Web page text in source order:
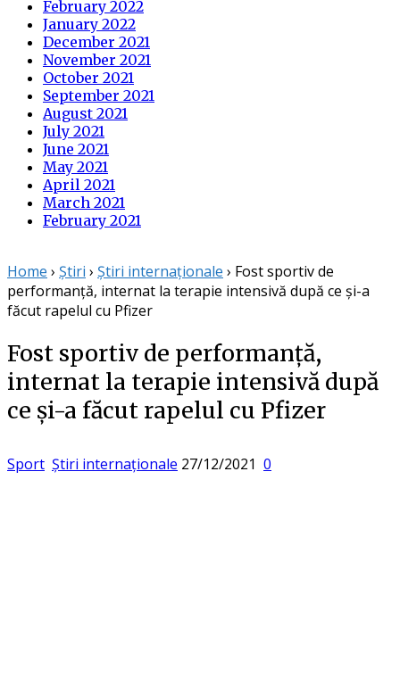
February 2022
January 2022
December 2021
November 2021
October 2021
September 2021
August 2021
July 2021
June 2021
May 2021
April 2021
March 2021
February 2021
Home › Știri › Știri internaționale › Fost sportiv de
performanță, internat la terapie intensivă după ce și-a
făcut rapelul cu Pfizer
Fost sportiv de performanță,
internat la terapie intensivă după
ce și-a făcut rapelul cu Pfizer
Sport Știri internaționale on
27/12/2021 0